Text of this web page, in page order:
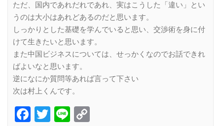
ただ、国内であれだれであれ、実はこうした「違い」とい
うのは大小はあれどあるのだと思います。
しっかりとした基礎を学んでいると思い、交渉術を身に付
けて生きたいと思います。
また中国ビジネスについては、せっかくなのでお話できれ
ばよいなと思います。
逆になにか質問等あれば言って下さい
次は村上くんです。
Facebook
Twitter
Line